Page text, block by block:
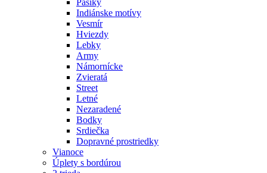
Pásiky
Indiánske motívy
Vesmír
Hviezdy
Lebky
Army
Námornícke
Zvieratá
Street
Letné
Nezaradené
Bodky
Srdiečka
Dopravné prostriedky
Vianoce
Úplety s bordúrou